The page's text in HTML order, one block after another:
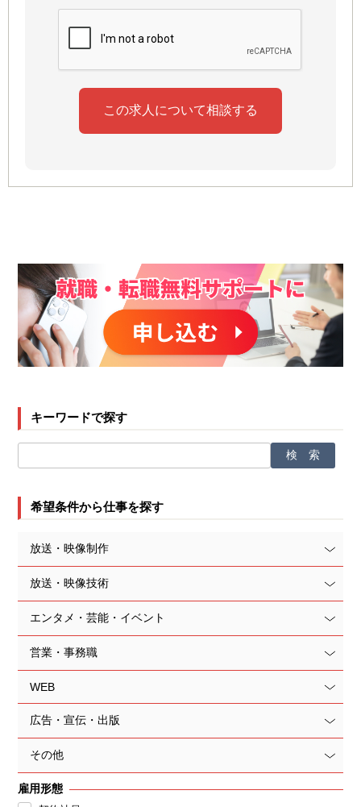
キーワードで探す
希望条件から仕事を探す
放送・映像制作
放送・映像技術
エンタメ・芸能・イベント
営業・事務職
WEB
広告・宣伝・出版
その他
雇用形態